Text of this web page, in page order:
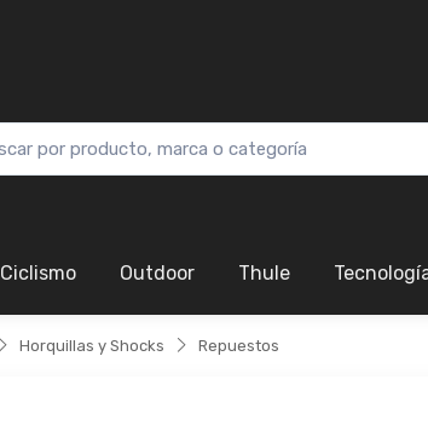
Ciclismo Outdoor Thule
Horquillas y Shocks Repuestos